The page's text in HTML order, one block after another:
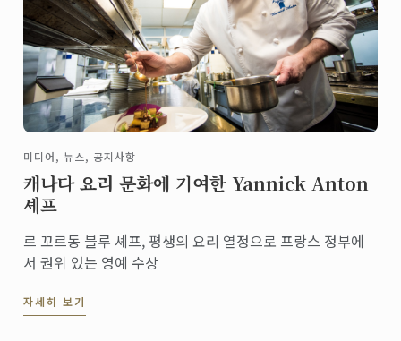
미디어, 뉴스, 공지사항
캐나다 요리 문화에 기여한 Yannick Anton
셰프
르 꼬르동 블루 셰프, 평생의 요리 열정으로 프랑스 정부에
서 권위 있는 영예 수상
자세히 보기